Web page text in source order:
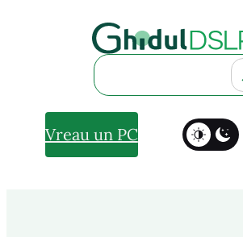
Search
Vreau un PC